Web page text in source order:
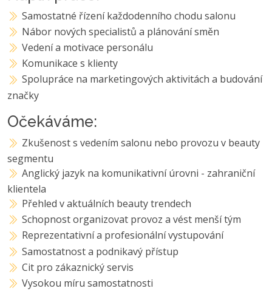
Samostatné řízení každodenního chodu salonu
Nábor nových specialistů a plánování směn
Vedení a motivace personálu
Komunikace s klienty
Spolupráce na marketingových aktivitách a budování
značky
Očekáváme:
Zkušenost s vedením salonu nebo provozu v beauty
segmentu
Anglický jazyk na komunikativní úrovni - zahraniční
klientela
Přehled v aktuálních beauty trendech
Schopnost organizovat provoz a vést menší tým
Reprezentativní a profesionální vystupování
Samostatnost a podnikavý přístup
Cit pro zákaznický servis
Vysokou míru samostatnosti